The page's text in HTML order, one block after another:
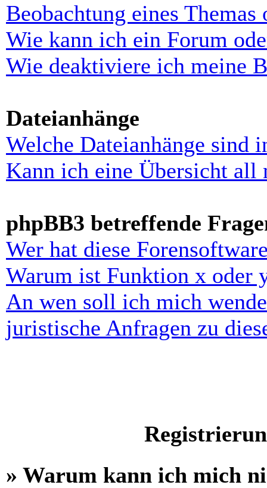
Beobachtung eines Themas
Wie kann ich ein Forum
Wie deaktiviere ich meine
Dateianhänge
Welche Dateianhänge sind
Kann ich eine Übersicht all
phpBB3 betreffende
Wer hat diese
Warum ist Funktion x oder
An wen soll ich mich
juristische Anfragen zu
» Warum kann ich mich